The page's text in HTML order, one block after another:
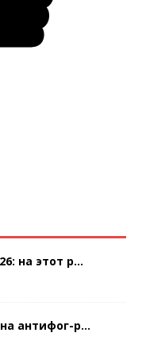
на этот р...
антифог-р...